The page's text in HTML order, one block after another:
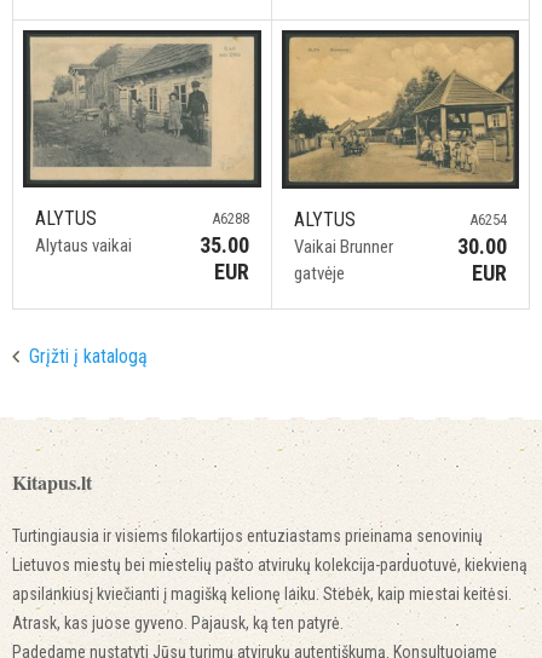
ALYTUS
Alytaus vaikai
A6288
35.00
EUR
ALYTUS
Vaikai Brunner
gatvėje
A6254
30.00
EUR
Grįžti į katalogą
Kitapus.lt
Turtingiausia ir visiems filokartijos entuziastams prieinama senovinių
Lietuvos miestų bei miestelių pašto atvirukų kolekcija-parduotuvė, kiekvieną
apsilankiusį kviečianti į magišką kelionę laiku. Stebėk, kaip miestai keitėsi.
Atrask, kas juose gyveno. Pajausk, ką ten patyrė.
Padedame nustatyti Jūsų turimų atvirukų autentiškumą. Konsultuojame